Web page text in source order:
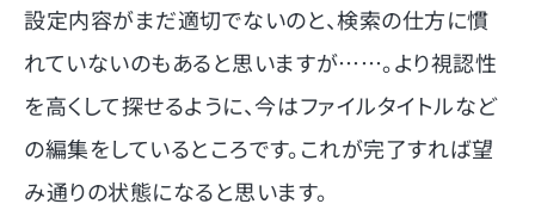
設定内容がまだ適切でないのと、検索の仕方に慣
れていないのもあると思いますが……。より視認性
を高くして探せるように、今はファイルタイトルなど
の編集をしているところです。これが完了すれば望
み通りの状態になると思います。